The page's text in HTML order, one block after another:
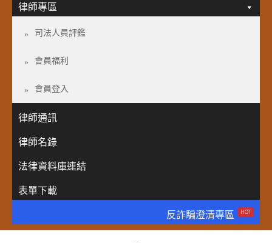
律師專區
司法人員評鑑
會員福利
會員登入
律師通訊
律師名錄
法律資料庫連結
表單下載
反詐騙澄清專區
HOT